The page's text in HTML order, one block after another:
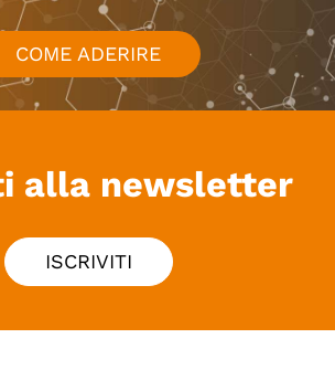
COME ADERIRE
alla newsletter
ISCRIVITI